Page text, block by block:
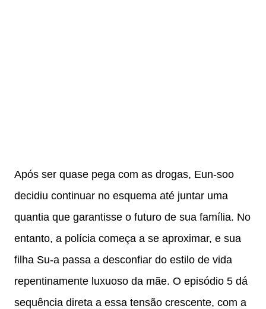
Após ser quase pega com as drogas, Eun-soo
decidiu continuar no esquema até juntar uma
quantia que garantisse o futuro de sua família. No
entanto, a polícia começa a se aproximar, e sua
filha Su-a passa a desconfiar do estilo de vida
repentinamente luxuoso da mãe. O episódio 5 dá
sequência direta a essa tensão crescente, com a